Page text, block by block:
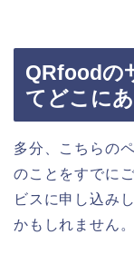
QRfoodの
てどこに
多分、こちらの
のことをすでに
ビスに申し込み
かもしれません